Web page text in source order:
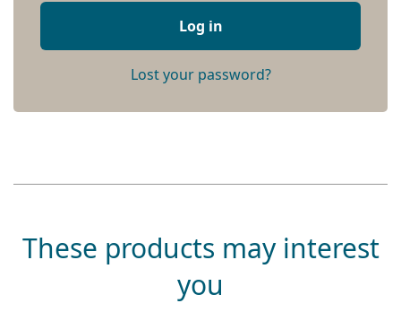
Log in
Lost your password?
These products may interest
you